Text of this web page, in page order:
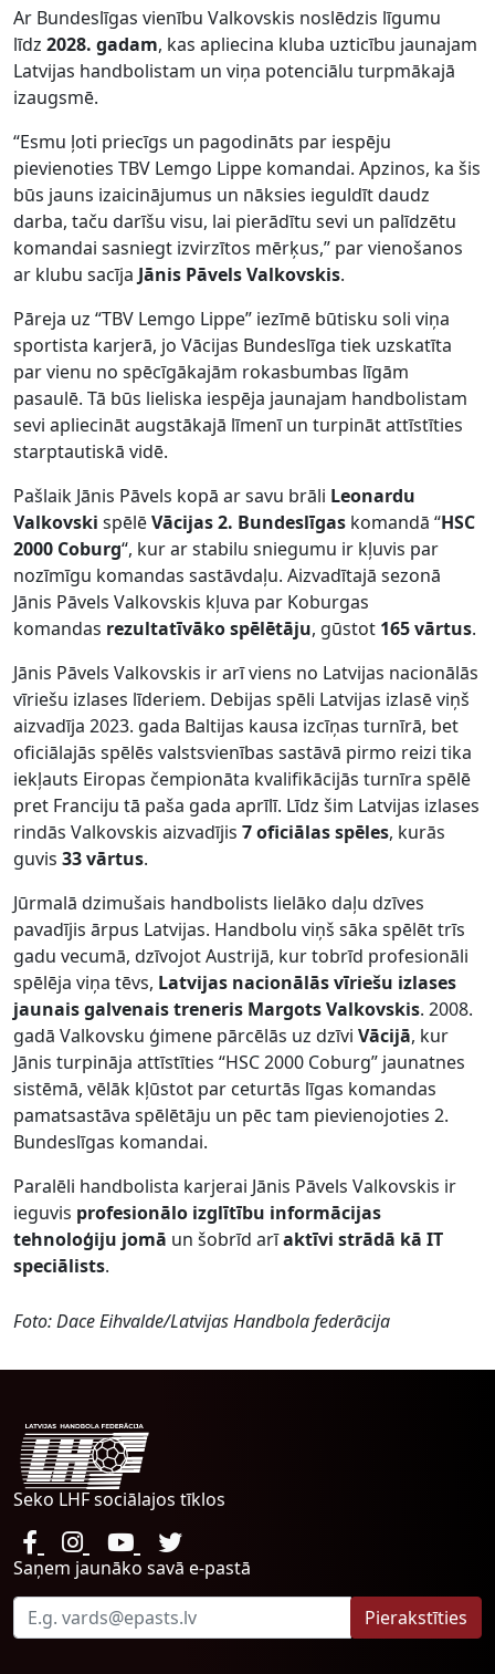
Ar Bundeslīgas vienību Valkovskis noslēdzis līgumu
līdz 2028. gadam, kas apliecina kluba uzticību jaunajam
Latvijas handbolistam un viņa potenciālu turpmākajā
izaugsmē.
“Esmu ļoti priecīgs un pagodināts par iespēju
pievienoties TBV Lemgo Lippe komandai. Apzinos, ka šis
būs jauns izaicinājumus un nāksies ieguldīt daudz
darba, taču darīšu visu, lai pierādītu sevi un palīdzētu
komandai sasniegt izvirzītos mērķus,” par vienošanos
ar klubu sacīja Jānis Pāvels Valkovskis.
Pāreja uz “TBV Lemgo Lippe” iezīmē būtisku soli viņa
sportista karjerā, jo Vācijas Bundeslīga tiek uzskatīta
par vienu no spēcīgākajām rokasbumbas līgām
pasaulē. Tā būs lieliska iespēja jaunajam handbolistam
sevi apliecināt augstākajā līmenī un turpināt attīstīties
starptautiskā vidē.
Pašlaik Jānis Pāvels kopā ar savu brāli Leonardu
Valkovski spēlēVācijas 2. Bundeslīgas komandā “HSC
2000 Coburg“, kur ar stabilu sniegumu ir kļuvis par
nozīmīgu komandas sastāvdaļu. Aizvadītajā sezonā
Jānis Pāvels Valkovskis kļuva par Koburgas
komandas rezultatīvāko spēlētāju, gūstot 165 vārtus.
Jānis Pāvels Valkovskis ir arī viens no Latvijas nacionālās
vīriešu izlases līderiem. Debijas spēli Latvijas izlasē viņš
aizvadīja 2023. gada Baltijas kausa izcīņas turnīrā, bet
oficiālajās spēlēs valstsvienības sastāvā pirmo reizi tika
iekļauts Eiropas čempionāta kvalifikācijās turnīra spēlē
pret Franciju tā paša gada aprīlī. Līdz šim Latvijas izlases
rindās Valkovskis aizvadījis 7 oficiālas spēles, kurās
guvis 33 vārtus.
Jūrmalā dzimušais handbolists lielāko daļu dzīves
pavadījis ārpus Latvijas. Handbolu viņš sāka spēlēt trīs
gadu vecumā, dzīvojot Austrijā, kur tobrīd profesionāli
spēlēja viņa tēvs, Latvijas nacionālās vīriešu izlases
jaunais galvenais treneris Margots Valkovskis. 2008.
gadā Valkovsku ģimene pārcēlās uz dzīvi Vācijā, kur
Jānis turpināja attīstīties “HSC 2000 Coburg” jaunatnes
sistēmā, vēlāk kļūstot par ceturtās līgas komandas
pamatsastāva spēlētāju un pēc tam pievienojoties 2.
Bundeslīgas komandai.
Paralēli handbolista karjerai Jānis Pāvels Valkovskis ir
ieguvis profesionālo izglītību informācijas
tehnoloģiju jomā un šobrīd arīaktīvi strādā kā IT
speciālists.
Foto: Dace Eihvalde/Latvijas Handbola federācija
Seko LHF sociālajos tīklos
Saņem jaunāko savā e-pastā